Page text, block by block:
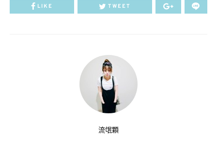
LIKE TWEET
流氓顆